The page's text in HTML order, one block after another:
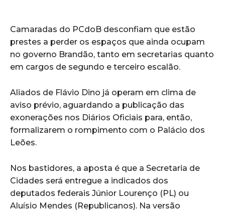
Camaradas do PCdoB desconfiam que estão
prestes a perder os espaços que ainda ocupam
no governo Brandão, tanto em secretarias quanto
em cargos de segundo e terceiro escalão.
Aliados de Flávio Dino já operam em clima de
aviso prévio, aguardando a publicação das
exonerações nos Diários Oficiais para, então,
formalizarem o rompimento com o Palácio dos
Leões.
Nos bastidores, a aposta é que a Secretaria de
Cidades será entregue a indicados dos
deputados federais Júnior Lourenço (PL) ou
Aluísio Mendes (Republicanos). Na versão